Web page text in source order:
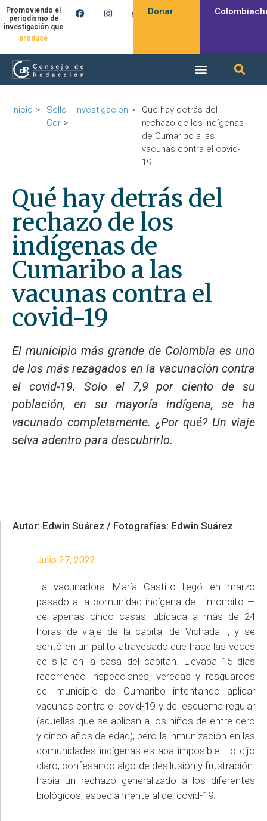
Promoviendo el
periodismo de
investigación que
inspira
Donar
Inicio
Sello-
Cdr
Investigacion
Qué hay detrás del
rechazo de los indígenas
de Cumaribo a las
vacunas contra el covid-
19
Qué hay detrás del
rechazo de los
indígenas de
Cumaribo a las
vacunas contra el
covid-19
El municipio más grande de Colombia es uno
de los más rezagados en la vacunación contra
el covid-19. Solo el 7,9 por ciento de su
población, en su mayoría indígena, se ha
vacunado completamente. ¿Por qué? Un viaje
selva adentro para descubrirlo.
Autor: Edwin Suárez / Fotografías: Edwin Suárez
Julio 27, 2022
La vacunadora María Castillo llegó en marzo
pasado a la comunidad indígena de Limoncito —
de apenas cinco casas, ubicada a más de 24
horas de viaje de la capital de Vichada—, y se
sentó en un palito atravesado que hace las veces
de silla en la casa del capitán. Llevaba 15 días
recorriendo inspecciones, veredas y resguardos
del municipio de Cumaribo intentando aplicar
vacunas contra el covid-19 y del esquema regular
(aquellas que se aplican a los niños de entre cero
y cinco años de edad), pero la inmunización en las
comunidades indígenas estaba imposible. Lo dijo
claro, confesando algo de desilusión y frustración:
había un rechazo generalizado a los diferentes
biológicos, especialmente al del covid-19.